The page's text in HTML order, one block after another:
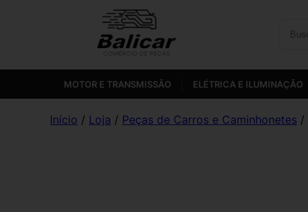
MOTOR E TRANSMISSÃO ELÉTRICA E ILUMINAÇÃO
Início / Loja / Peças de Carros e Caminhonetes /